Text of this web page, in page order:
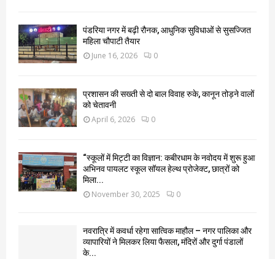
पंडरिया नगर में बढ़ी रौनक, आधुनिक सुविधाओं से सुसज्जित
महिला चौपाटी तैयार
June 16, 2026 0
प्रशासन की सख्ती से दो बाल विवाह रुके, कानून तोड़ने वालों
को चेतावनी
April 6, 2026 0
“स्कूलों में मिट्टी का विज्ञान: कबीरधाम के नवोदय में शुरू हुआ
अभिनव पायलट स्कूल सॉयल हेल्थ प्रोजेक्ट, छात्रों को
मिला...
November 30, 2025 0
नवरात्रि में कवर्धा रहेगा सात्विक माहौल – नगर पालिका और
व्यापारियों ने मिलकर लिया फैसला, मंदिरों और दुर्गा पंडालों
के...